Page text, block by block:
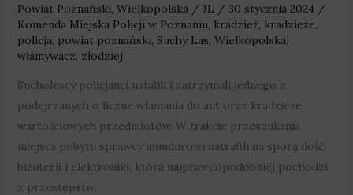
Powiat Poznański, Wielkopolska/ JL / 30 stycznia 2024 /
Komenda Miejska Policji w Poznaniu, kradzież, kradzieże,
policja, powiat poznański, Suchy Las, Wielkopolska,
włamywacz, złodziej
Sucholescy policjanci ustalili i zatrzymali jednego z
podejrzanych o liczne włamania do aut oraz kradzieże
wartościowych przedmiotów. W trakcie przeszukania
miejsca pobytu sprawcy mundurowi natrafili na sporą ilość
biżuterii i elektroniki, która najprawdopodobniej pochodzi
z przestępstw.